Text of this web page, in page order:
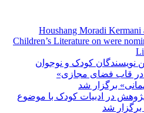
Houshang Moradi Kermani
Children’s Literature on were
نویسندگان کودک و نوجوان
قاب فضای مجازی»
برگزار شد
در ادبیات کودک با موضوع
شد